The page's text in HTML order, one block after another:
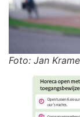
Foto: Jan